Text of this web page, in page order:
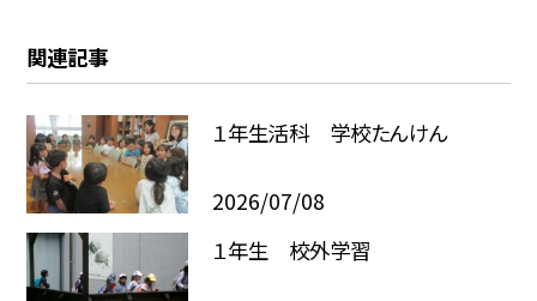
関連記事
１年生活科 学校たんけん
2026/07/08
１年生 校外学習